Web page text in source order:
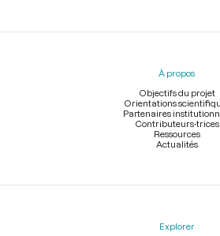
Menu
À propos
Objectifs du projet
Orientations
Partenaires
Contributeurs-trices
Ressources
Actualités
Explorer